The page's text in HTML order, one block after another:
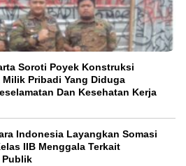
Soroti Poyek Konstruksi
Pribadi Yang Diduga
Dan Kesehatan Kerja
Indonesia Layangkan Somasi
IIB Menggala Terkait
Publik